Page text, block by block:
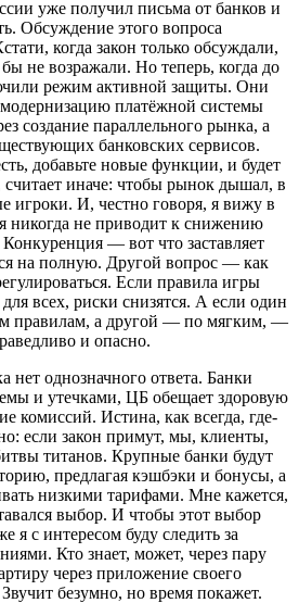
уже получил письма от банков и
Обсуждение этого вопроса
когда закон только обсуждали,
не возражали. Но теперь, когда до
режим активной защиты. Они
платёжной системы
создание параллельного рынка, а
банковских сервисов.
добавьте новые функции, и будет
иначе: чтобы рынок дышал, в
игроки. И, честно говоря, я вижу в
никогда не приводит к снижению
— вот что заставляет
на полную. Другой вопрос — как
Если правила игры
всех, риски снизятся. А если один
правилам, а другой — по мягким, —
и опасно.
нет однозначного ответа. Банки
и утечками, ЦБ обещает здоровую
комиссий. Истина, как всегда, где-
если закон примут, мы, клиенты,
титанов. Крупные банки будут
предлагая кэшбэки и бонусы, а
низкими тарифами. Мне кажется,
выбор. И чтобы этот выбор
я с интересом буду следить за
Кто знает, может, через пару
через приложение своего
безумно, но время покажет.